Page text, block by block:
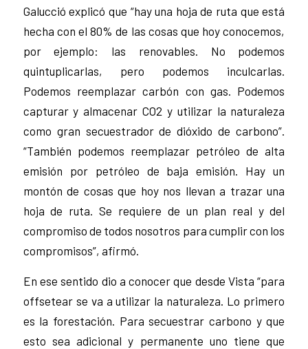
Galucció explicó que “hay una hoja de ruta que está
hecha con el 80% de las cosas que hoy conocemos,
por ejemplo: las renovables. No podemos
quintuplicarlas, pero podemos inculcarlas.
Podemos reemplazar carbón con gas. Podemos
capturar y almacenar CO2 y utilizar la naturaleza
como gran secuestrador de dióxido de carbono”.
“También podemos reemplazar petróleo de alta
emisión por petróleo de baja emisión. Hay un
montón de cosas que hoy nos llevan a trazar una
hoja de ruta. Se requiere de un plan real y del
compromiso de todos nosotros para cumplir con los
compromisos”, afirmó.
En ese sentido dio a conocer que desde Vista “para
offsetear se va a utilizar la naturaleza. Lo primero
es la forestación. Para secuestrar carbono y que
esto sea adicional y permanente uno tiene que